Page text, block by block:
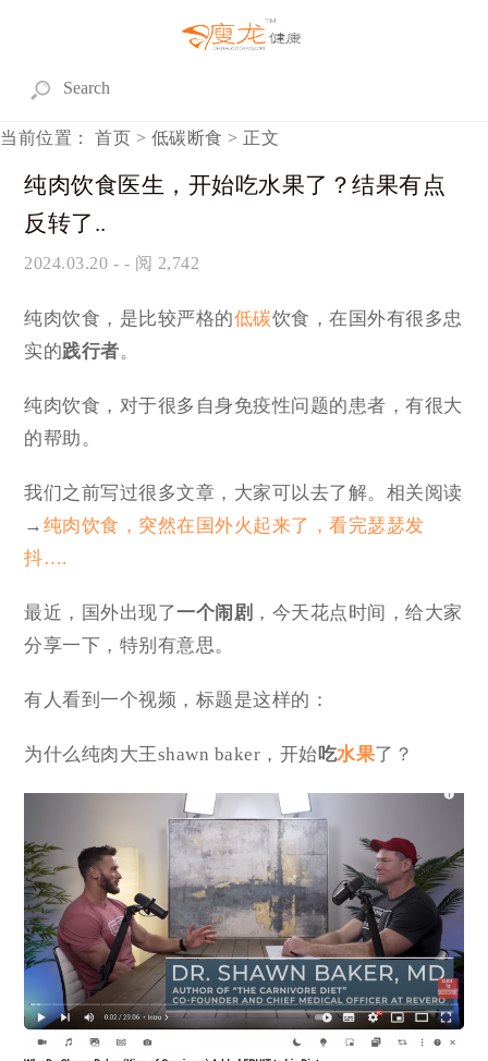
当前位置： 首页 > 低碳断食 > 正文
纯肉饮食医生，开始吃水果了？结果有点
反转了..
2024.03.20 - - 阅 2,742
纯肉饮食，是比较严格的低碳饮食，在国外有很多忠
实的践行者。
纯肉饮食，对于很多自身免疫性问题的患者，有很大
的帮助。
我们之前写过很多文章，大家可以去了解。相关阅读
→ 纯肉饮食，突然在国外火起来了，看完瑟瑟发
抖….
最近，国外出现了一个闹剧 ，今天花点时间，给大家
分享一下，特别有意思。
有人看到一个视频，标题是这样的：
为什么纯肉大王shawn baker，开始吃水果了？